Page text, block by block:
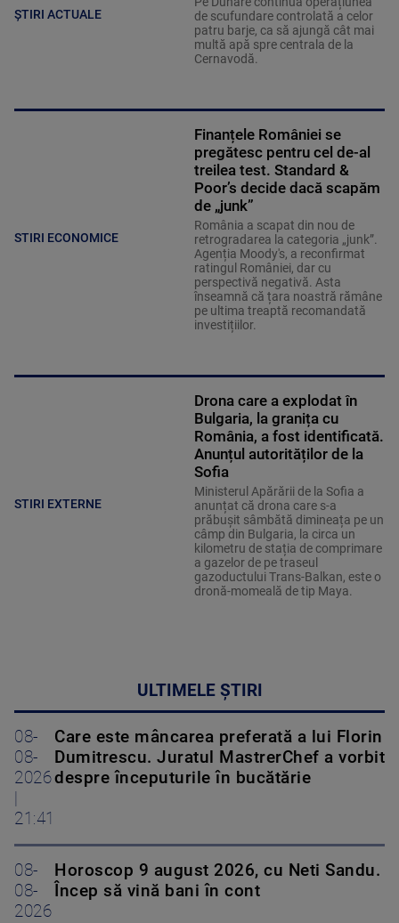
ȘTIRI ACTUALE
de scufundare controlată a celor
patru barje, ca să ajungă cât mai
multă apă spre centrala de la
Cernavodă.
STIRI ECONOMICE
Finanțele României se
pregătesc pentru cel de-al
treilea test. Standard &
Poor’s decide dacă scapăm
de „junk”
România a scapat din nou de
retrogradarea la categoria „junk”.
Agenția Moody's, a reconfirmat
ratingul României, dar cu
perspectivă negativă. Asta
înseamnă că țara noastră rămâne
pe ultima treaptă recomandată
investițiilor.
STIRI EXTERNE
Drona care a explodat în
Bulgaria, la granița cu
România, a fost identificată.
Anunțul autorităților de la
Sofia
Ministerul Apărării de la Sofia a
anunțat că drona care s-a
prăbușit sâmbătă dimineața pe un
câmp din Bulgaria, la circa un
kilometru de stația de comprimare
a gazelor de pe traseul
gazoductului Trans-Balkan, este o
dronă-momeală de tip Maya.
ULTIMELE ȘTIRI
08-
08-
2026
21:41
Care este mâncarea preferată a lui Florin
Dumitrescu. Juratul MastrerChef a vorbit
despre începuturile în bucătărie
08-
08-
2026
Horoscop 9 august 2026, cu Neti Sandu.
Încep să vină bani în cont